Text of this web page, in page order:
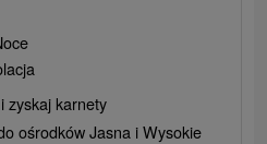
zyskaj karnety
ośrodków Jasna i Wysokie